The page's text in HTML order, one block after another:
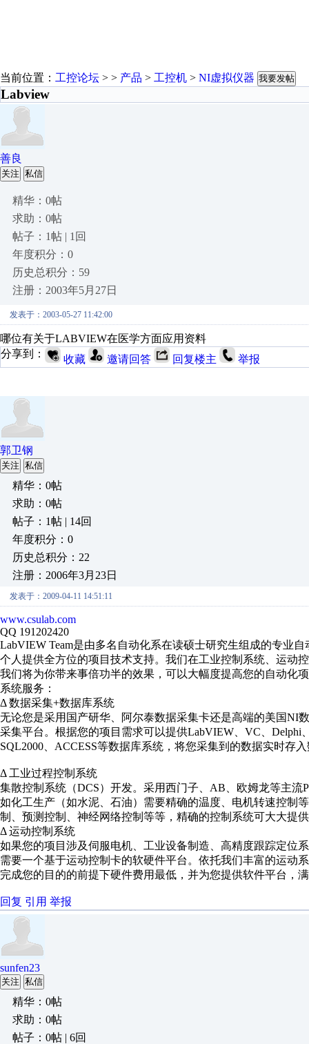
当前位置： 工控论坛 > > 产品 > 工控机 > NI虚拟仪器 我要发帖
Labview
善良
关注 私信
精华：0帖
求助：0帖
帖子：1帖 | 1回
年度积分：0
历史总积分：59
注册：2003年5月27日
发表于：2003-05-27 11:42:00
哪位有关于LABVIEW在医学方面应用资料
分享到：
收藏 邀请回答 回复楼主 举报
郭卫钢
关注 私信
精华：0帖
求助：0帖
帖子：1帖 | 14回
年度积分：0
历史总积分：22
注册：2006年3月23日
发表于：2009-04-11 14:51:11
www.csulab.com
QQ 191202420
LabVIEW Team是由多名自动化系在读硕士研究生组成的专业
个人提供全方位的项目技术支持。我们在工业控制系统、运动
我们将为你带来事倍功半的效果，可以大幅度提高您的自动化
系统服务：
Δ 数据采集+数据库系统
无论您是采用国产研华、阿尔泰数据采集卡还是高端的美国NI
采集平台。根据您的项目需求可以提供LabVIEW、VC、
SQL2000、ACCESS等数据库系统，将您采集到的数据实时存
Δ 工业过程控制系统
集散控制系统（DCS）开发。采用西门子、AB、欧姆龙等主
如化工生产（如水泥、石油）需要精确的温度、电机转速控制
制、预测控制、神经网络控制等等，精确的控制系统可大大提
Δ 运动控制系统
如果您的项目涉及伺服电机、工业设备制造、高精度跟踪定位
需要一个基于运动控制卡的软硬件平台。依托我们丰富的运动
完成您的目的的前提下硬件费用最低，并为您提供软件平台，
回复 引用 举报
sunfen23
关注 私信
精华：0帖
求助：0帖
帖子：0帖 | 6回